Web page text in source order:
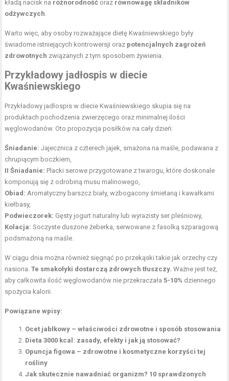
kładą nacisk na różnorodność oraz równowagę składników
odżywczych.
Warto więc, aby osoby rozważające dietę Kwaśniewskiego były
świadome istniejących kontrowersji oraz potencjalnych zagrożeń
zdrowotnych związanych z tym sposobem żywienia.
Przykładowy jadłospis w diecie
Kwaśniewskiego
Przykładowy jadłospis w diecie Kwaśniewskiego skupia się na
produktach pochodzenia zwierzęcego oraz minimalnej ilości
węglowodanów. Oto propozycja posiłków na cały dzień:
Śniadanie: Jajecznica z czterech jajek, smażona na maśle, podawana z
chrupiącym boczkiem,
II Śniadanie: Placki serowe przygotowane z twarogu, które doskonale
komponują się z odrobiną musu malinowego,
Obiad: Aromatyczny barszcz biały, wzbogacony śmietaną i kawałkami
kiełbasy,
Podwieczorek: Gęsty jogurt naturalny lub wyrazisty ser pleśniowy,
Kolacja: Soczyste duszone żeberka, serwowane z fasolką szparagową
podsmażoną na maśle.
W ciągu dnia można również sięgnąć po przekąski takie jak orzechy czy
nasiona.Te smakołyki dostarczą zdrowych tłuszczy. Ważne jest też,
aby całkowita ilość węglowodanów nie przekraczała5-10% dziennego
spożycia kalorii.
Powiązane wpisy:
Ocet jabłkowy – właściwości zdrowotne i sposób stosowania
Dieta 3000 kcal: zasady, efekty i jak ją stosować?
Opuncja figowa – zdrowotne i kosmetyczne korzyści tej
rośliny
Jak skutecznie nawadniać organizm? 10 sprawdzonych